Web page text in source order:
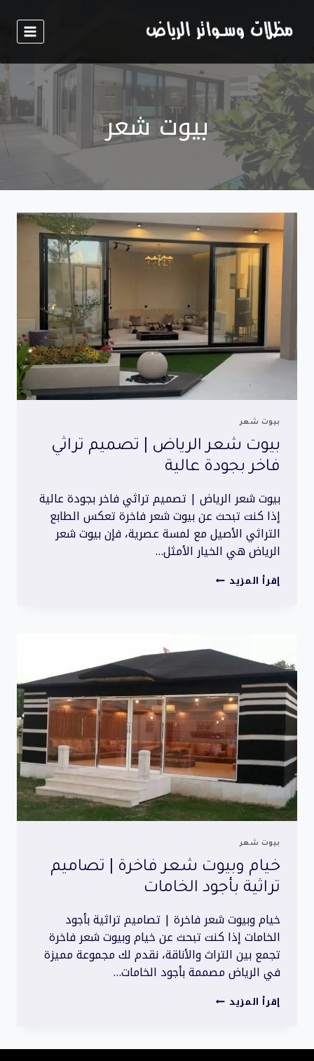
المحتوى
بيوت شعر
بيوت شعر
بيوت شعر الرياض | تصميم تراثي
فاخر بجودة عالية
بيوت شعر الرياض | تصميم تراثي فاخر بجودة عالية
إذا كنت تبحث عن بيوت شعر فاخرة تعكس الطابع
التراثي الأصيل مع لمسة عصرية، فإن بيوت شعر
الرياض هي الخيار الأمثل…
إقرأ المزيد بيوت
تراثي
بجودة
عالية
بيوت شعر
خيام وبيوت شعر فاخرة | تصاميم
تراثية بأجود الخامات
خيام وبيوت شعر فاخرة | تصاميم تراثية بأجود
الخامات إذا كنت تبحث عن خيام وبيوت شعر فاخرة
تجمع بين التراث والأناقة، نقدم لك مجموعة مميزة
في الرياض مصممة بأجود الخامات…
إقرأ المزيد خيام
|